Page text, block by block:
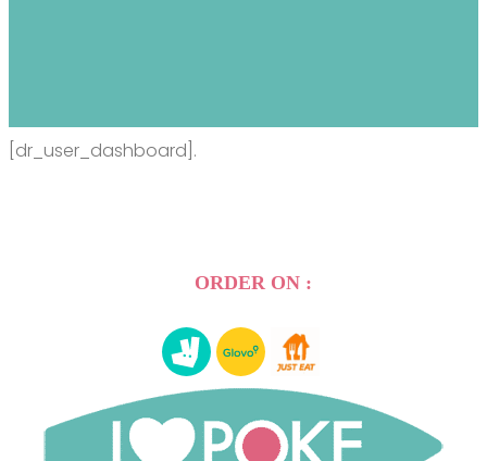
[dr_user_dashboard].
ORDER ON :